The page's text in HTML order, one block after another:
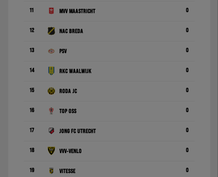
11 MVV Maastricht 0
12 NAC Breda 0
13 PSV 0
14 RKC Waalwijk 0
15 Roda JC 0
16 TOP Oss 0
17 Jong FC Utrecht 0
18 VVV-Venlo 0
19 Vitesse 0